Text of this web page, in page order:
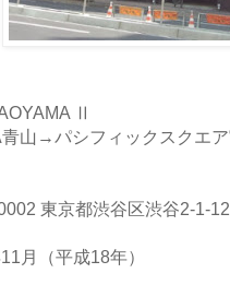
Ⅱ
青山→パシフィックスクエ
東京都渋谷区渋谷2-
月（平成18年）